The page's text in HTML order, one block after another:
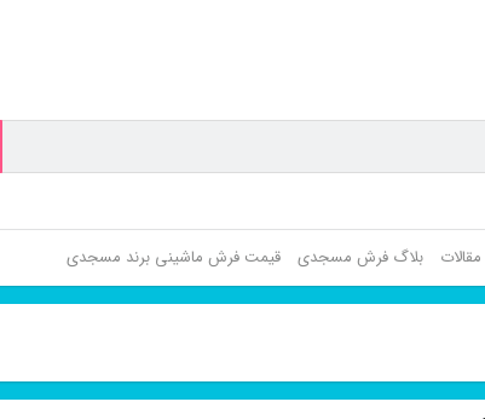
مقالات بلاگ فرش مسجدی قیمت فرش ماشینی برند مسجدی